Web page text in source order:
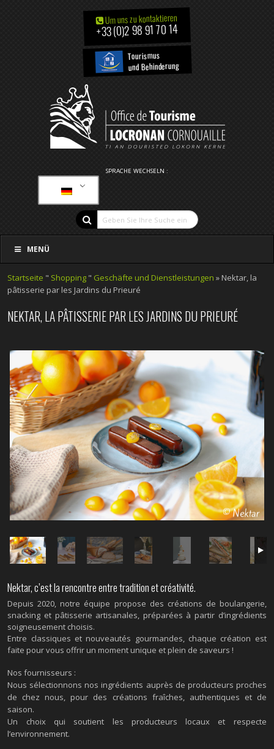
Um uns zu kontaktieren
+33 (0)2 98 91 70 14
Tourismus
und Behinderung
SPRACHE WECHSELN :
MENÜ
Startseite " Shopping " Geschäfte und Dienstleistungen » Nektar, la
pâtisserie par les Jardins du Prieuré
NEKTAR, LA PÂTISSERIE PAR LES JARDINS DU PRIEURÉ
Nektar, c’est la rencontre entre tradition et créativité.
Depuis 2020, notre équipe propose des créations de boulangerie,
snacking et pâtisserie artisanales, préparées à partir d’ingrédients
soigneusement choisis.
Entre classiques et nouveautés gourmandes, chaque création est
faite pour vous offrir un moment unique et plein de saveurs !
Nos fournisseurs :
Nous sélectionnons nos ingrédients auprès de producteurs proches
de chez nous, pour des créations fraîches, authentiques et de
saison.
Un choix qui soutient les producteurs locaux et respecte
l’environnement.